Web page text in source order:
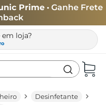
Prime • Ganhe Frete
loja?
Desinfetante